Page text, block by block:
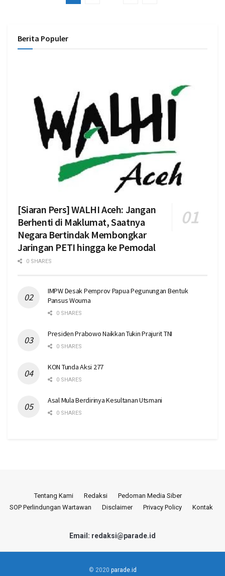
Berita Populer
[Siaran Pers] WALHI Aceh: Jangan
Berhenti di Maklumat, Saatnya
Negara Bertindak Membongkar
Jaringan PETI hingga ke Pemodal
0 SHARES
IMPW Desak Pemprov Papua Pegunungan Bentuk
Pansus Wouma
0 SHARES
Presiden Prabowo Naikkan Tukin Prajurit TNI
0 SHARES
KON Tunda Aksi 277
0 SHARES
Asal Mula Berdirinya Kesultanan Utsmani
0 SHARES
Tentang Kami Redaksi
Pedoman Media Siber
SOP Perlindungan Wartawan
Disclaimer Privacy Policy Kontak
Email: redaksi@parade.id
© 2020 parade.id